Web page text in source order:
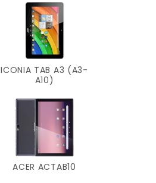
ICONIA TAB A3 (A3-
A10)
ACER ACTAB10